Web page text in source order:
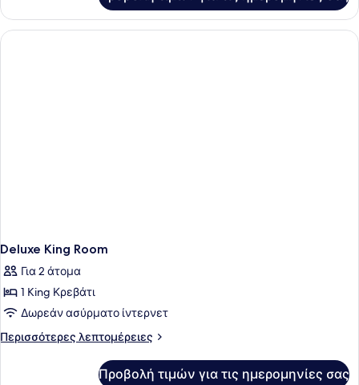
(Drinks
&
Snacks)
2
Queen
Κρεβάτια
Deluxe King Room
Για 2 άτομα
1 King Κρεβάτι
Δωρεάν ασύρματο ίντερνετ
Περισσότερες λεπτομέρειες
Περισσότερες
Προβολή τιμών για τις ημερομηνίες σας